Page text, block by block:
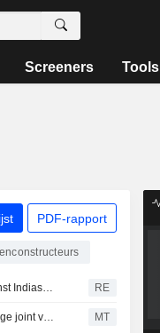
Screeners Tools
PDF-rapport
Aangepaste kwartaalwinst Indiase Samvardhana Motherson stijgt met 54 % door sterke vraag naar auto-onderdelen RE
Mutares neemt voormalige joint venture van Mercedes en Porsche over van Magna MT